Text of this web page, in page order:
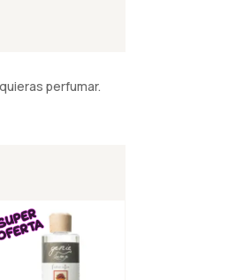
perfumar.